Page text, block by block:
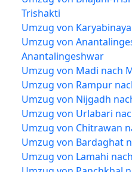
Trishakti
Umzug von
Umzug von
Anantalingeshwar
Umzug von Madi nach
Umzug von Rampur
Umzug von Nijgadh
Umzug von Urlabari
Umzug von Chitrawan
Umzug von Bardaghat
Umzug von Lamahi